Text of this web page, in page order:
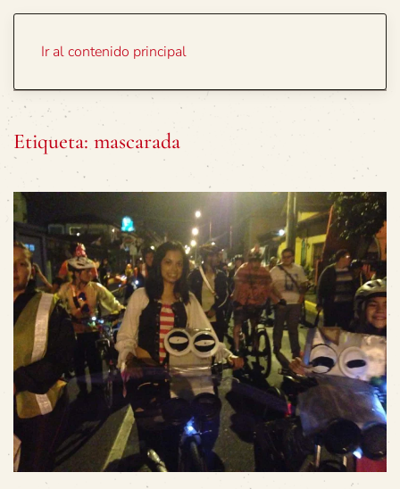
Ir al contenido principal
Etiqueta: mascarada